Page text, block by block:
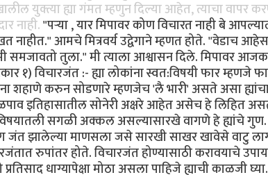
युक्त्या ह्या गंमत म्हणुन दिल्या आहेत, त्याचा वापर
नाही."पर्‍या , यार मिपावर कोण विचारत नाही बे
आमचे मित्रवर्य उद्वेगाने म्हणत होते. "वेडाच आहेस,
तुला." मी त्याला आश्वासन दिले. मिपावर
१) विचारजंत :- ह्या लोकांना स्वत:विषयी फार
शहाणे करुन सोडणारे म्हणजेच 'लै भारी' असते असा
इतिहासातील सोनेरी अक्षरे आहेत असेच हे लिहित
विषयातली सगळी अक्कल असल्यासारखे वागणे हे ह्यांचे
जंत झालेल्या माणसला जसे सारखी साखर खावेसे वाटु
रुपांतर होते. विचारजंत होण्यासाठी करावयाचे उपाय
प्रतिसाद धाग्यापेक्षा मोठा असला पाहिजे ह्याची